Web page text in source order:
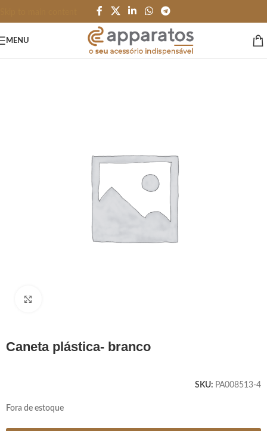
MENU
CANETAS LÁPIS e AFINS/Plastico
caneta plástica- branco
SKU: PA008513-4
Fora de estoque